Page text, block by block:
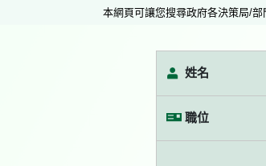
本網頁可讓您搜尋政府各決策局/
姓名
職位